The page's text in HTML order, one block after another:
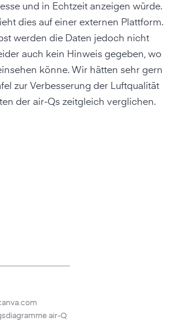
und in Echtzeit anzeigen würde.
dies auf einer externen Plattform.
werden die Daten jedoch nicht
auch kein Hinweis gegeben, wo
könne. Wir hätten sehr gern
zur Verbesserung der Luftqualität
der air-Qs zeitgleich verglichen.
air-Q